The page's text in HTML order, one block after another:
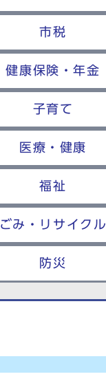
市税
健康保険・年金
子育て
医療・健康
福祉
ごみ・リサイクル
防災